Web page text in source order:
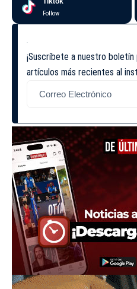
Follow
¡Suscríbete a nuestro
artículos más recientes al